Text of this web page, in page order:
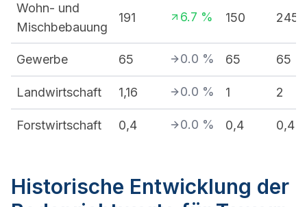
Wohn- und
Mischbebauung
191 6.7 % 150 245
Gewerbe 65 0.0 % 65 65
Landwirtschaft 1,16 0.0 % 1 2
Forstwirtschaft 0,4 0.0 % 0,4 0,4
Historische Entwicklung der